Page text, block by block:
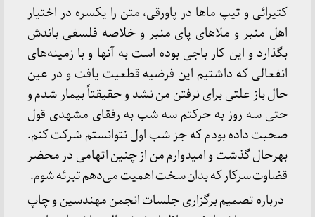
کتیرائی و تیپ ماها در پاورقی، متن را یکسره در اختیار
اهل منبر و ملاهای پای منبر و خلاصه فلسفی باندش
بگذارد و این کار باجی بوده است به آنها و با زمینه‌های
انفعالی که داشتیم این فرضیه قطعیت یافت و در عین
حال باز علتی برای نرفتن من نشد و حقیقتاً بیمار شدم و
حتی سه روز به حرکتم سه شب به رفقای مشهدی قول
صحبت داده بودم که جز شب اول نتوانستم شرکت کنم.
بهرحال گذشت و امیدوارم من از چنین اتهامی در محضر
قضاوت سرکار که بدان سخت اهمیت می‌دهم تبرئه شوم.
درباره تصمیم برگزاری جلسات انجمن مهندسین و چاپ